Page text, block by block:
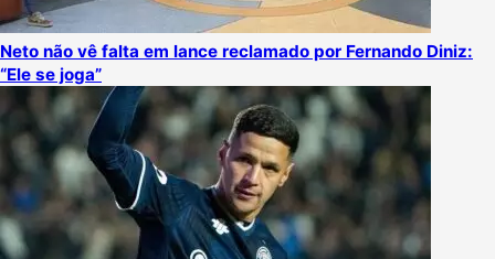
Neto não vê falta em lance reclamado por Fernando Diniz:
“Ele se joga”